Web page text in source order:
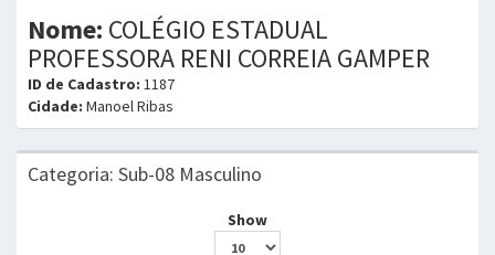
Nome: COLÉGIO ESTADUAL
PROFESSORA RENI CORREIA GAMPER
ID de Cadastro: 1187
Cidade: Manoel Ribas
Categoria: Sub-08 Masculino
Show